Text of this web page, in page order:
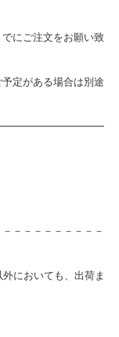
にご注文をお願い致
定がある場合は別途
－－－－－－－－－
においても、出荷ま